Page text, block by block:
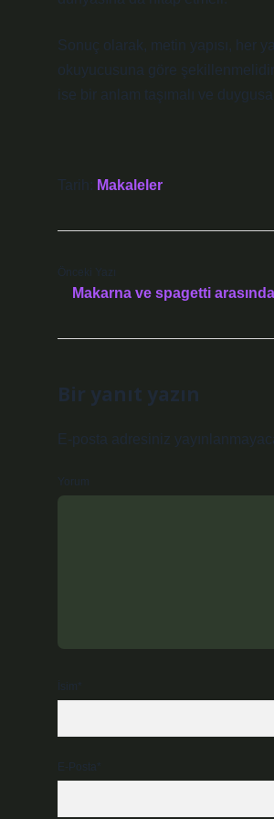
Sonuç olarak, metin yapısı, her
okuyucusuna göre şekillenmelidir.
ise bir anlam taşımalı ve
Tarih: Makaleler
Önceki Yazı
Makarna ve spagetti
Bir yanıt yazın
E-posta adresiniz
Yorum
İsim*
E-Posta*